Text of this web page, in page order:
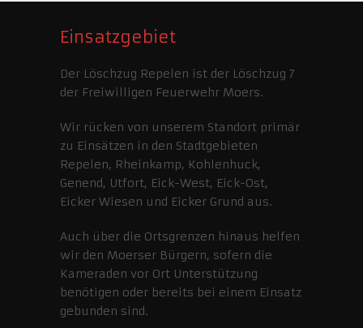
Einsatzgebiet
Der Löschzug Repelen ist der Löschzug 7
der Freiwilligen Feuerwehr Moers.
Wir rücken von unserem Standort primär
zu Einsätzen in den Stadtgebieten
Repelen, Rheinkamp, Kohlenhuck,
Genend, Utfort, Eick-West, Eick-Ost,
Eicker Wiesen und Eicker Grund aus.
Auch über die Ortsgrenzen hinaus helfen
wir den Moerser Bürgern, sofern die
Kameraden vor Ort Unterstützung
benötigen oder bereits bei einem Einsatz
gebunden sind.